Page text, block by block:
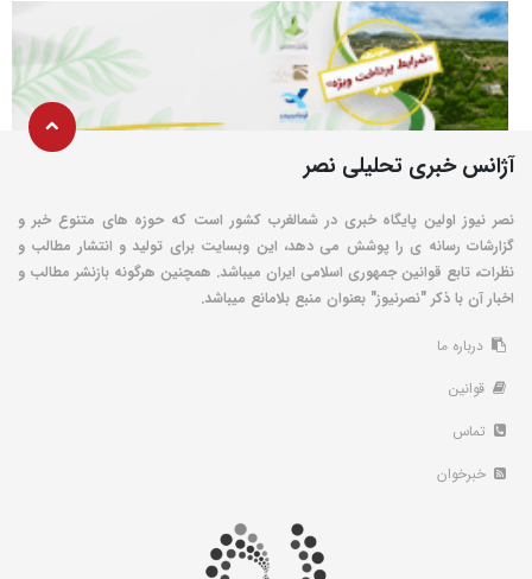
آژانس خبری تحلیلی نصر
نصر نیوز اولین پایگاه خبری در شمالغرب کشور است که حوزه های متنوع خبر و
گزارشات رسانه ی را پوشش می دهد، این وبسایت برای تولید و انتشار مطالب و
نظرات، تابع قوانین جمهوری اسلامی ایران میباشد. همچنین هرگونه بازنشر مطالب و
اخبار آن با ذکر "نصرنیوز" بعنوان منبع بلامانع میباشد.
درباره ما
قوانین
تماس
خبرخوان